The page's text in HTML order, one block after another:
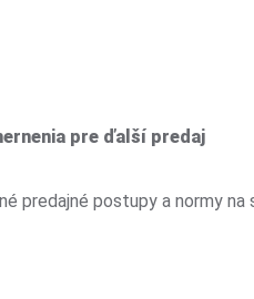
pre ďalší predaj
predajné postupy a normy